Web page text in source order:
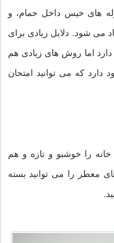
های خیس داخل حمام، و
می شود. دلایل زیادی برای
اما روش های زیادی هم
دارد که می توانید امتحان
را خوشبو و تازه و هم
معطر را می توانید بسته